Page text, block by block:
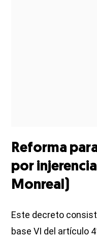
Reforma
por
Monreal)
Este decreto
base VI del artículo